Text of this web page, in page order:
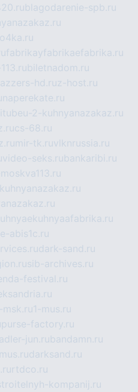
blagodarenie-spb.ru
fabrikayfabrikaefabrika.ru
biletnadom.ru
hd.ruz-host.ru
naperekate.ru
2-kuhnyanazakaz.ru
cs-68.ru
mir-tk.ruvlknrussia.ru
video-seks.rubankaribi.ru
e-abis1c.ru
dark-sand.ru
sib-archives.ru
festival.ru
msk.ru1-mus.ru
purse-factory.ru
adler-jun.rubandamn.ru
darksand.ru
rtdco.ru
kompanij.ru